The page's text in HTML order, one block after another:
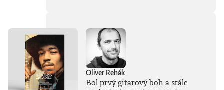
hraniciach, ktoré by
sme pri jej
používaní mali
jasne stanoviť.V
knihe Ako
premýšľať o umelej
Oliver Rehák
Bol prvý gitarový boh a stále